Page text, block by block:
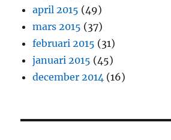
april 2015 (49)
mars 2015 (37)
februari 2015 (31)
januari 2015 (45)
december 2014 (16)